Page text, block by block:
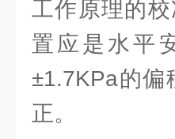
工作原理的
置应是水平
±1.7KPa的
正。